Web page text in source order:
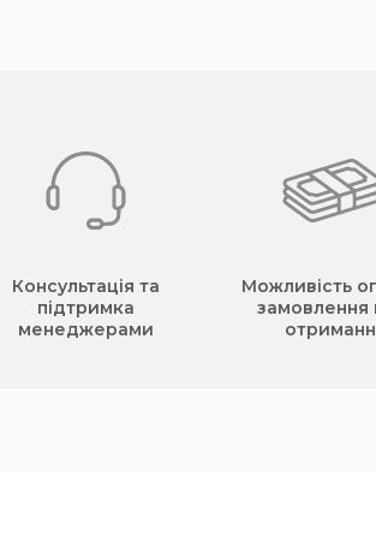
Консультація та
підтримка
менеджерами
Можливість
замовлення